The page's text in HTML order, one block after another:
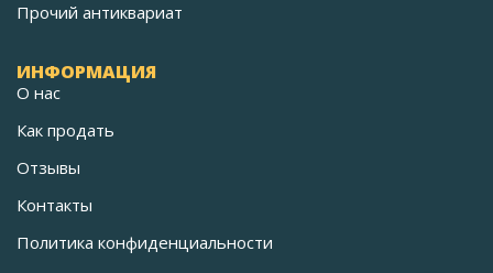
Прочий антиквариат
ИНФОРМАЦИЯ
О нас
Как продать
Отзывы
Контакты
Политика конфиденциальности